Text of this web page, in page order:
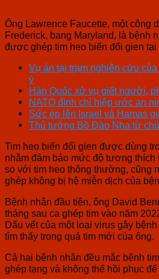
Ông Lawrence Faucette, một công
Frederick, bang Maryland, là bệnh
được ghép tim heo biến đổi gien tại
Vụ án tại trạm nghiên cứu
ý
Hàn Quốc xử vụ giết người,
NATO đình chỉ hiệp ước an
Sức ép lên Israel và Hamas
Thủ tướng Bồ Đào Nha từ
Tim heo biến đổi gien được dùng
nhằm đảm bảo mức độ tương
so với tim heo thông thường, cũng
ghép không bị hệ miễn dịch của
Bệnh nhân đầu tiên, ông David
tháng sau ca ghép tim vào năm
Dấu vết của một loại virus gây
tìm thấy trong quả tim mới của ông.
Cả hai bệnh nhân đều mắc bệnh
ghép tạng và không thể hồi phục